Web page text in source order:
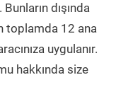
dışında
toplamda 12 ana
uygulanır.
hakkında size